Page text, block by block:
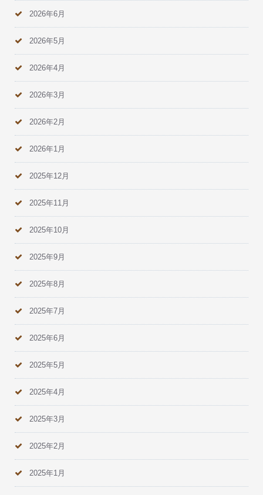
2026年6月
2026年5月
2026年4月
2026年3月
2026年2月
2026年1月
2025年12月
2025年11月
2025年10月
2025年9月
2025年8月
2025年7月
2025年6月
2025年5月
2025年4月
2025年3月
2025年2月
2025年1月